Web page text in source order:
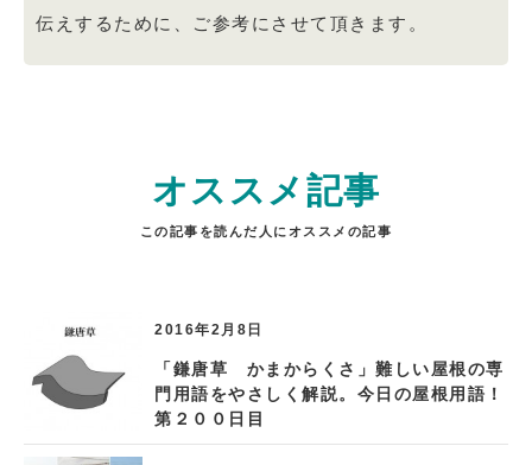
伝えするために、ご参考にさせて頂きます。
オススメ記事
この記事を読んだ人にオススメの記事
2016年2月8日
「鎌唐草 かまからくさ」難しい屋根の専
門用語をやさしく解説。今日の屋根用語！
第２００日目